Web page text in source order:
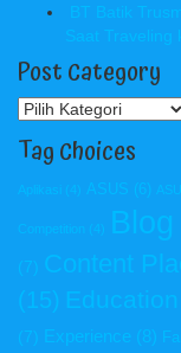
BT Batik
Saat Traveling
Post Category
Post
Tag Choices
Aplikasi (4) ASUS (6)
Competition (4)
(7) Content
(15) Education
(7) Experience (8)